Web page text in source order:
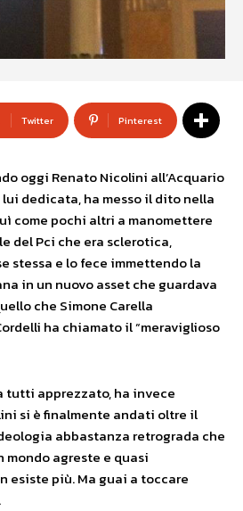
Twitter Pinterest
oggi Renato Nicolini all’Acquario
dedicata, ha messo il dito nella
come pochi altri a manomettere
del Pci che era sclerotica,
stessa e lo fece immettendo la
in un nuovo asset che guardava
che Simone Carella
ha chiamato il “meraviglioso
tutti apprezzato, ha invece
si è finalmente andati oltre il
abbastanza retrograda che
agreste e quasi
esiste più. Ma guai a toccare